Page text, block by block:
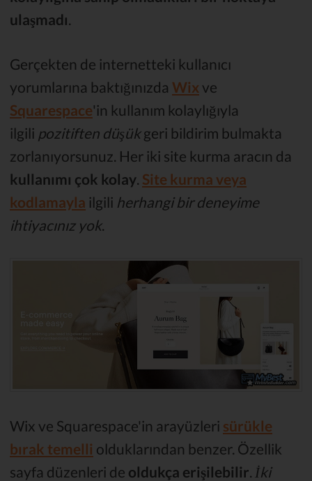
ulaşmadı
Gerçekten de internetteki kullanıcı
yorumlarına baktığınızda Wix ve
Squarespace'in kullanım kolaylığıyla
ilgili pozitiften düşükgeri bildirim bulmakta
zorlanıyorsunuz. Her iki site kurma aracın da
kullanımı çok kolay. Site kurma veya
kodlamayla ilgili herhangi bir deneyime
ihtiyacınız yok.
Wix ve Squarespace'in arayüzleri sürükle
bırak temelli olduklarından benzer. Özellik
sayfa düzenleri de oldukça erişilebilir İki